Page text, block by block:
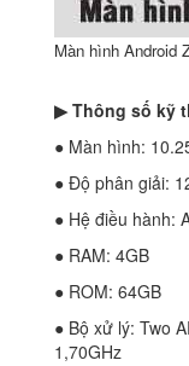
Màn hình Android
▶ Thông số kỹ
● Màn hình:
● Độ phân giải:
● Hệ điều hành:
● RAM: 4GB
● ROM: 64GB
● Bộ xử lý: Two
1,70GHz